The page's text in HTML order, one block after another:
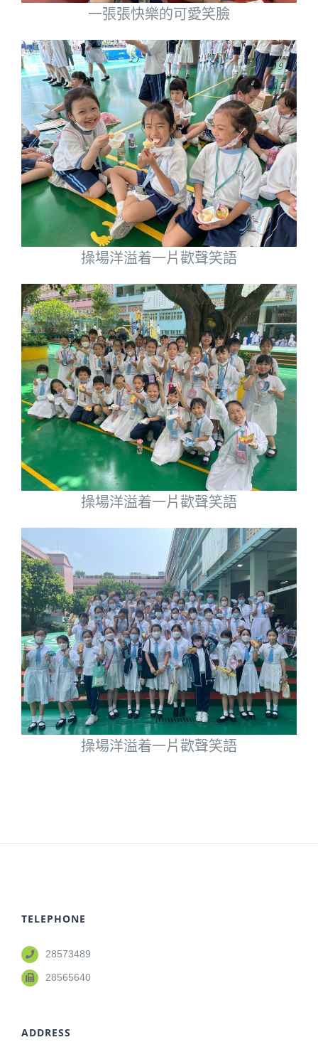
一張張快樂的可愛笑臉
操場洋溢着一片歡聲笑語
操場洋溢着一片歡聲笑語
操場洋溢着一片歡聲笑語
TELEPHONE
28573489
28565640
ADDRESS